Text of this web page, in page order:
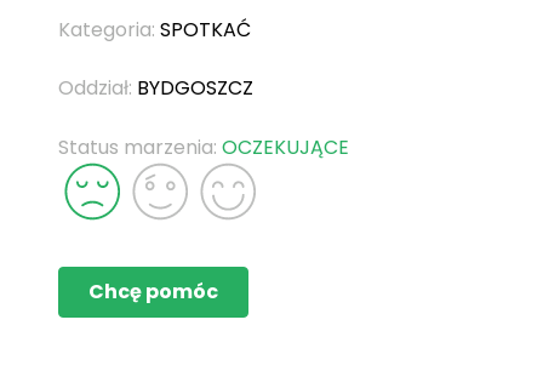
Kategoria: SPOTKAĆ
Oddział: BYDGOSZCZ
Status marzenia: OCZEKUJĄCE
Chcę pomóc